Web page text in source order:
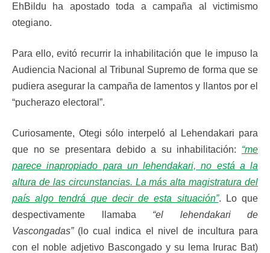
EhBildu ha apostado toda a campaña al victimismo
otegiano.
Para ello, evitó recurrir la inhabilitación que le impuso la
Audiencia Nacional al Tribunal Supremo de forma que se
pudiera asegurar la campaña de lamentos y llantos por el
“pucherazo electoral”.
Curiosamente, Otegi sólo interpeló al Lehendakari para
que no se presentara debido a su inhabilitación: “me
parece inapropiado para un lehendakari, no está a la
altura de las circunstancias. La más alta magistratura del
país algo tendrá que decir de esta situación”. Lo que
despectivamente llamaba “el lehendakari de
Vascongadas”(lo cual indica el nivel de incultura para
con el noble adjetivo Bascongado y su lema Irurac Bat)